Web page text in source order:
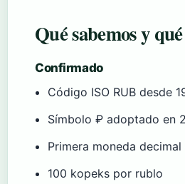
Qué sabemos y
Confirmado
Código ISO RUB desde
Símbolo ₽ adoptado en
Primera moneda
100 kopeks por rublo